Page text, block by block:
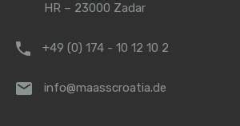
HR – 23000 Zadar
+49 (0) 174 - 10 12 10 2
info@maasscroatia.de